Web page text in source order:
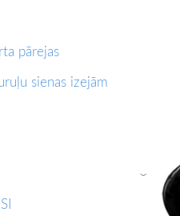
pārejas
sienas izejām
›